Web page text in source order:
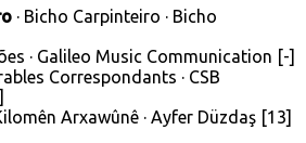
· Bicho Carpinteiro · Bicho
· Galileo Music Communication [-]
Correspondants · CSB
Arxawûnê · Ayfer Düzdaş [13]